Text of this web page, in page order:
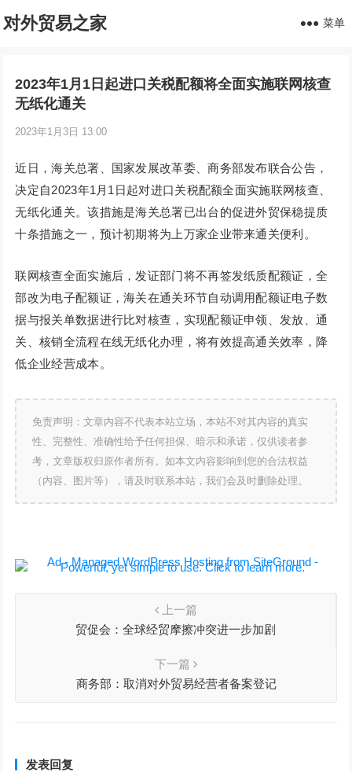
对外贸易之家 菜单
2023年1月1日起进口关税配额将全面实施联网核查
无纸化通关
2023年1月3日 13:00
近日，海关总署、国家发展改革委、商务部发布联合公告，
决定自2023年1月1日起对进口关税配额全面实施联网核查、
无纸化通关。该措施是海关总署已出台的促进外贸保稳提质
十条措施之一，预计初期将为上万家企业带来通关便利。
联网核查全面实施后，发证部门将不再签发纸质配额证，全
部改为电子配额证，海关在通关环节自动调用配额证电子数
据与报关单数据进行比对核查，实现配额证申领、发放、通
关、核销全流程在线无纸化办理，将有效提高通关效率，降
低企业经营成本。
免责声明：文章内容不代表本站立场，本站不对其内容的真实
性、完整性、准确性给予任何担保、暗示和承诺，仅供读者参
考，文章版权归原作者所有。如本文内容影响到您的合法权益
（内容、图片等），请及时联系本站，我们会及时删除处理。
上一篇
贸促会：全球经贸摩擦冲突进一步加剧
下一篇
商务部：取消对外贸易经营者备案登记
发表回复